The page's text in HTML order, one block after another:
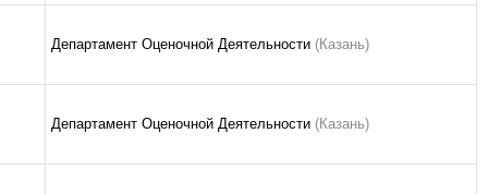
Департамент Оценочной Деятельности (Казань)
Департамент Оценочной Деятельности (Казань)